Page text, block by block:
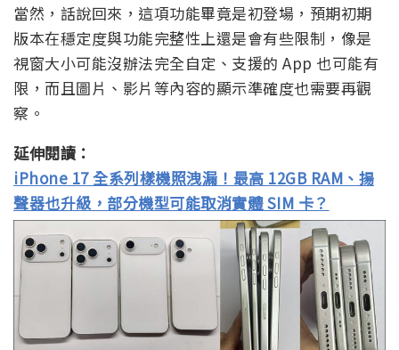
當然，話說回來，這項功能畢竟是初登場，預期初期
版本在穩定度與功能完整性上還是會有些限制，像是
視窗大小可能沒辦法完全自定、支援的 App 也可能有
限，而且圖片、影片等內容的顯示準確度也需要再觀
察。
延伸閱讀：
iPhone 17 全系列樣機照洩漏！最高 12GB RAM、揚
聲器也升級，部分機型可能取消實體 SIM 卡？